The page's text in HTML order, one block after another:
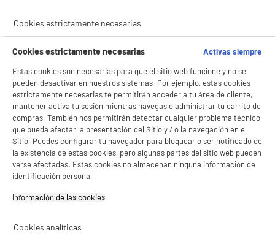
productItem_availability_txt-
current-store
LEGANÉS, MADRID
productItem__availability-
change-btn
product_list_sticky_button_Filter
No hemos encontrado los productos de tu selección.
Cookies estrictamente necesarias
Cookies estrictamente necesarias
Activas siempre
Estas cookies son necesarias para que el sitio web funcione y no se
pueden desactivar en nuestros sistemas. Por ejemplo, estas cookies
estrictamente necesarias te permitirán acceder a tu área de cliente,
mantener activa tu sesión mientras navegas o administrar tu carrito de
compras. También nos permitirán detectar cualquier problema técnico
que pueda afectar la presentación del Sitio y / o la navegación en el
Sitio. Puedes configurar tu navegador para bloquear o ser notificado de
la existencia de estas cookies, pero algunas partes del sitio web pueden
verse afectadas. Estas cookies no almacenan ninguna información de
identificación personal.
Información de las cookies‎
Cookies analíticas